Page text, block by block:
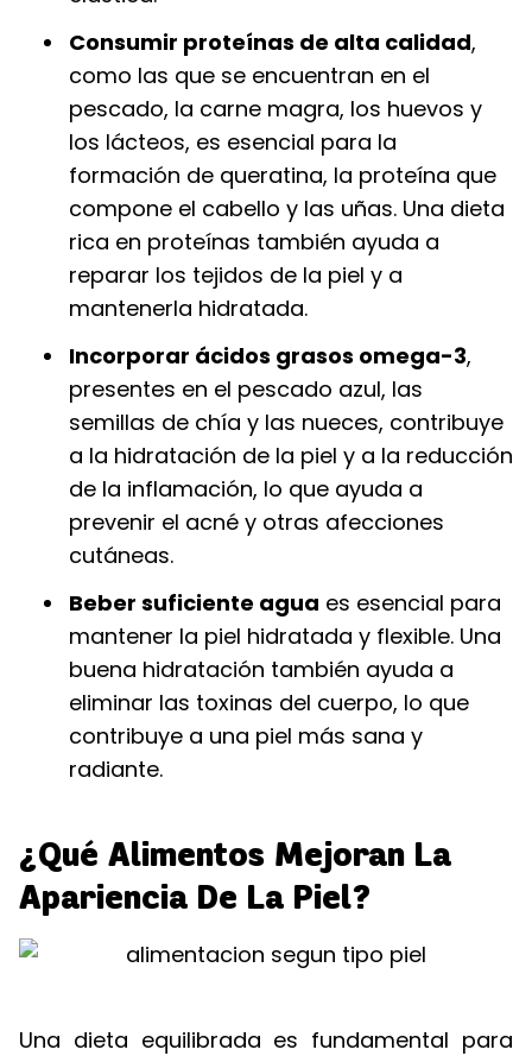
Consumir proteínas de alta calidad,
como las que se encuentran en el
pescado, la carne magra, los huevos y
los lácteos, es esencial para la
formación de queratina, la proteína que
compone el cabello y las uñas. Una dieta
rica en proteínas también ayuda a
reparar los tejidos de la piel y a
mantenerla hidratada.
Incorporar ácidos grasos omega-3,
presentes en el pescado azul, las
semillas de chía y las nueces, contribuye
a la hidratación de la piel y a la reducción
de la inflamación, lo que ayuda a
prevenir el acné y otras afecciones
cutáneas.
Beber suficiente agua es esencial para
mantener la piel hidratada y flexible. Una
buena hidratación también ayuda a
eliminar las toxinas del cuerpo, lo que
contribuye a una piel más sana y
radiante.
¿Qué Alimentos Mejoran La
Apariencia De La Piel?
Una dieta equilibrada es fundamental para